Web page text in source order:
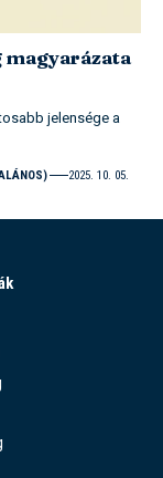
magyarázata
jelensége a
2025. 10. 05.